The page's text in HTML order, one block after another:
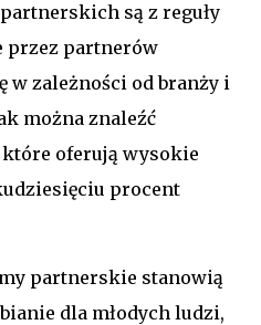
są z reguły
przez partnerów
w zależności od branży i
można znaleźć
oferują wysokie
procent
partnerskie stanowią
dla młodych ludzi,